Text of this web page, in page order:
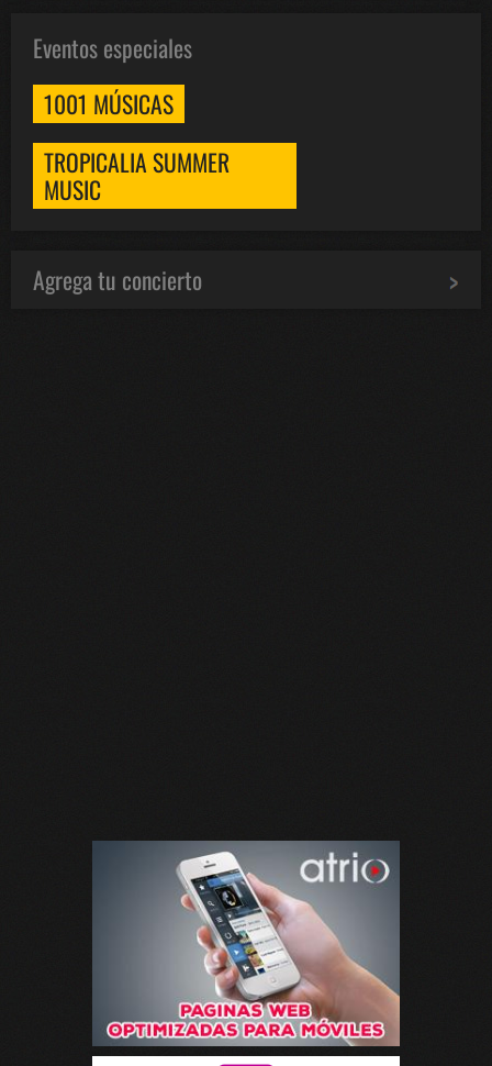
Eventos especiales
1001 MÚSICAS
TROPICALIA SUMMER
MUSIC
Agrega tu concierto